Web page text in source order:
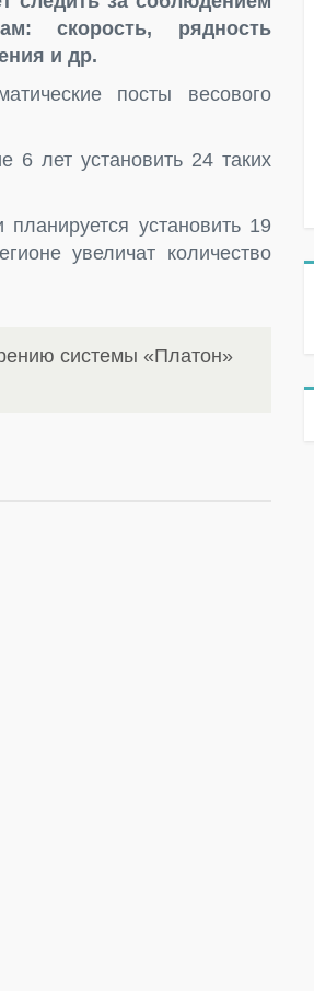
скорость, рядность
и др.
посты весового
6 лет установить 24 таких
установить 19
увеличат количество
системы «Платон»